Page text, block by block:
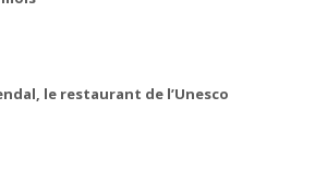
le restaurant de l’Unesco